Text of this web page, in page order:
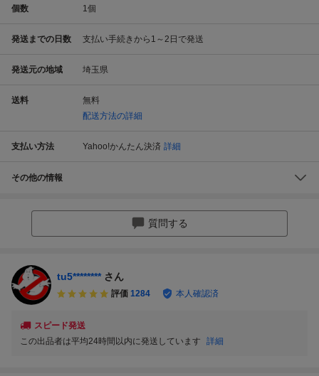
個数 1個
発送までの日数 支払い手続きから1～2日で発送
発送元の地域 埼玉県
送料
無料
配送方法の詳細
支払い方法 Yahoo!かんたん決済 詳細
その他の情報
質問する
tu5******** さん
評価 1284 本人確認済
スピード発送
この出品者は平均24時間以内に発送しています
詳細